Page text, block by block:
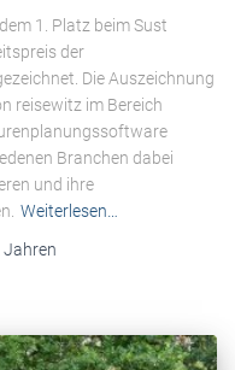
1. Platz beim Sust
der
Die Auszeichnung
reisewitz im Bereich
Branchen dabei
und ihre
Weiterlesen…
Jahren